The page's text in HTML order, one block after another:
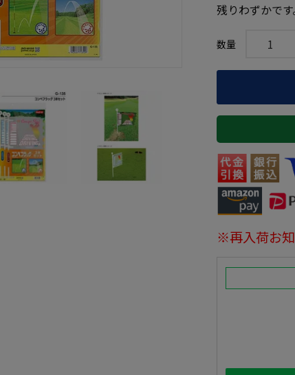
残りわずかです
※再入荷お